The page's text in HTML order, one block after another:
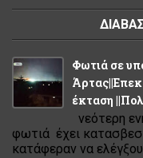
Φωτιά σε
έκταση
νεότερη
φωτιά έχει
κατάφεραν να